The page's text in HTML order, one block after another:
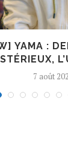
YAMA :
7 août